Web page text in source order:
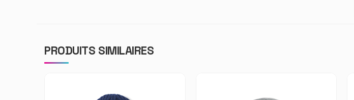
PRODUITS SIMILAIRES